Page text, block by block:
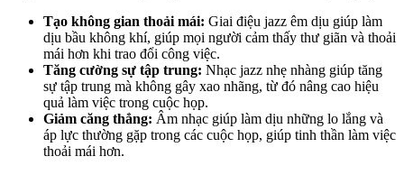
Tạo không gian thoải mái: Giai điệu jazz êm dịu giúp làm
dịu bầu không khí, giúp mọi người cảm thấy thư giãn và thoải
mái hơn khi trao đổi công việc.
Tăng cường sự tập trung: Nhạc jazz nhẹ nhàng giúp tăng
sự tập trung mà không gây xao nhãng, từ đó nâng cao hiệu
quả làm việc trong cuộc họp.
Giảm căng thẳng: Âm nhạc giúp làm dịu những lo lắng và
áp lực thường gặp trong các cuộc họp, giúp tinh thần làm việc
thoải mái hơn.